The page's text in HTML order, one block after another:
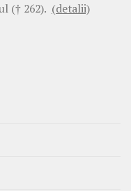
(† 262). (detalii)